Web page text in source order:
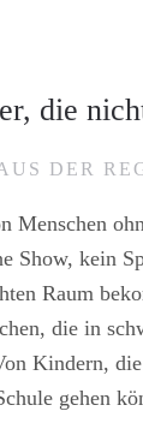
die
DER
Menschen
Show, kein
Raum
die in
Kindern,
gehen